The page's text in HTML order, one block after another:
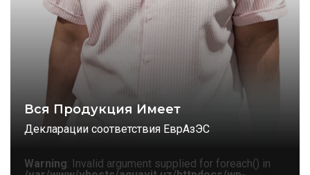
Вся Продукция Имеет
Декларации соответствия ЕврАзЭС
Warning: Invalid argument supplied for foreach() in